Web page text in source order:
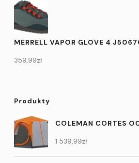
MERRELL VAPOR GLOVE 4
359,99zł
Produkty
COLEMAN CORTES
1 539,99zł